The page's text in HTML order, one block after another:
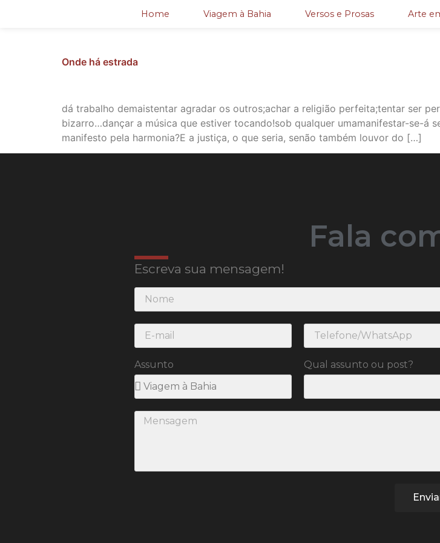
Home Viagem à Bahia Versos e Prosas Arte
Onde há estrada
dá trabalho demaistentar agradar os outros;achar a religião perfeita;tentar ser
bizarro…dançar a música que estiver tocando!sob qualquer umamanifestar-se-á
manifesto pela harmonia?E a justiça, o que seria, senão também louvor do […]
Fala
Escreva sua mensagem!
Assunto Qual assunto ou post?